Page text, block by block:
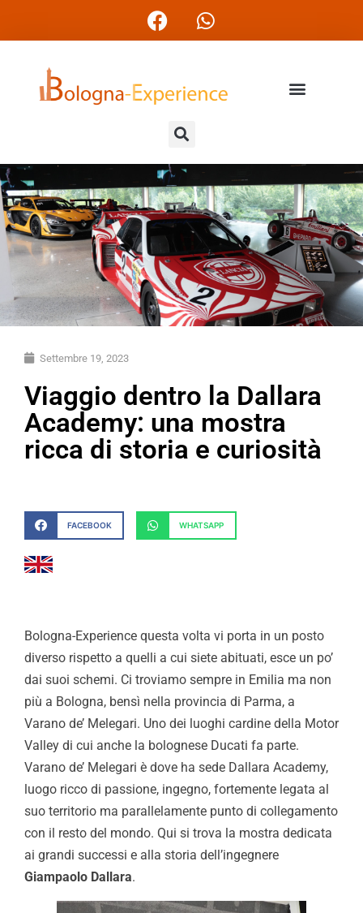
Settembre 19, 2023
Viaggio dentro la Dallara
Academy: una mostra
ricca di storia e curiosità
FACEBOOK WHATSAPP
Bologna-Experience questa volta vi porta in un posto
diverso rispetto a quelli a cui siete abituati, esce un po’
dai suoi schemi. Ci troviamo sempre in Emilia ma non
più a Bologna, bensì nella provincia di Parma, a
Varano de’ Melegari. Uno dei luoghi cardine della Motor
Valley di cui anche la bolognese Ducati fa parte.
Varano de’ Melegari è dove ha sede Dallara Academy,
luogo ricco di passione, ingegno, fortemente legata al
suo territorio ma parallelamente punto di collegamento
con il resto del mondo. Qui si trova la mostra dedicata
ai grandi successi e alla storia dell’ingegnere
Giampaolo Dallara.